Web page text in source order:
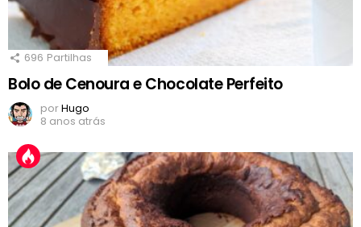
696 Partilhas
Bolo de Cenoura e Chocolate Perfeito
porHugo
8 anos atrás